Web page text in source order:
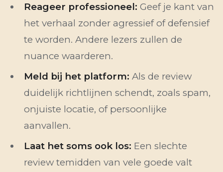
Reageer professioneel: Geef je kant van
het verhaal zonder agressief of defensief
te worden. Andere lezers zullen de
nuance waarderen.
Meld bij het platform: Als de review
duidelijk richtlijnen schendt, zoals spam,
onjuiste locatie, of persoonlijke
aanvallen.
Laat het soms ook los: Een slechte
review temidden van vele goede valt